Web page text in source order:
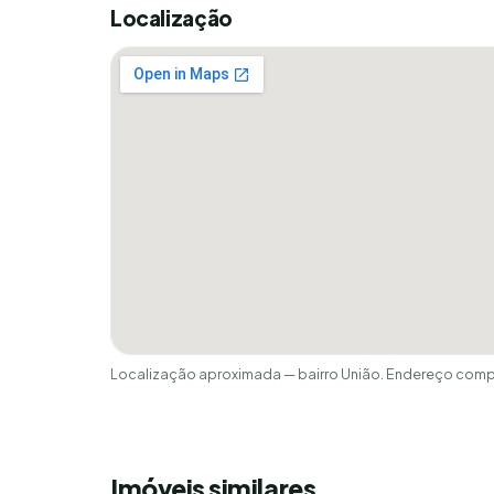
Localização
Localização aproximada — bairro União. Endereço